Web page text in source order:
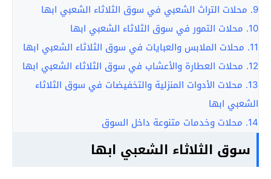
9. محلات التراث الشعبي في سوق الثلاثاء الشعبي ابها
10. محلات التمور في سوق الثلاثاء الشعبي ابها
11. محلات الملابس والعبايات في سوق الثلاثاء الشعبي ابها
12. محلات العطارة والأعشاب في سوق الثلاثاء الشعبي ابها
13. محلات الأدوات المنزلية والتخفيضات في سوق الثلاثاء
الشعبي ابها
14. محلات وخدمات متنوعة داخل السوق
سوق الثلاثاء الشعبي ابها